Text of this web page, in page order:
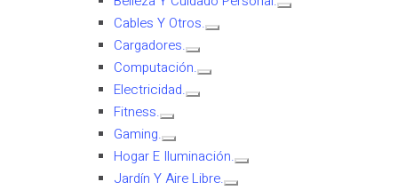
Cables Y Otros.
Cargadores.
Computación.
Electricidad.
Fitness.
Gaming.
Hogar E Iluminación.
Jardín Y Aire Libre.